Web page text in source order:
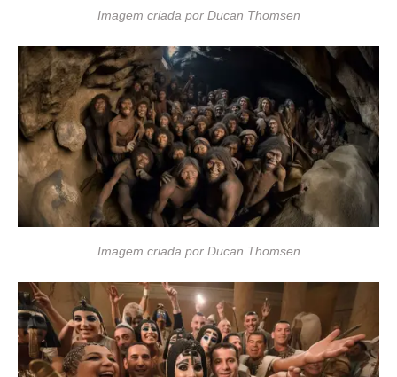
Imagem criada por Ducan Thomsen
Imagem criada por Ducan Thomsen